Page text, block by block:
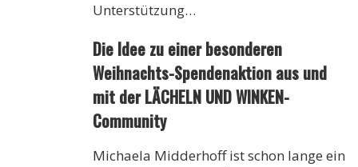
Unterstützung…
Die Idee zu einer besonderen
Weihnachts-Spendenaktion aus und
mit der LÄCHELN UND WINKEN-
Community
Michaela Midderhoff ist schon lange ein